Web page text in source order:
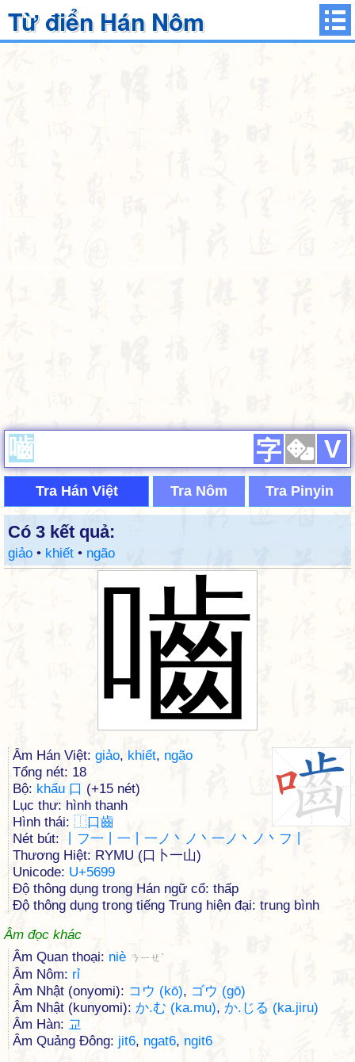
Từ điển Hán Nôm
字 V
Tra Hán Việt Tra Nôm Tra Pinyin
Có 3 kết quả:
giảo • khiết • ngão
嚙
Âm Hán Việt: giảo, khiết, ngão
Tổng nét: 18
Bộ: khẩu 口 (+15 nét)
Lục thư: hình thanh
Hình thái: ⿰口齒
Nét bút:
丨フ一丨一丨一ノ丶ノ丶一ノ丶ノ丶フ丨
Thương Hiệt: RYMU (口卜一山)
Unicode: U+5699
Độ thông dụng trong Hán ngữ cổ: thấp
Độ thông dụng trong tiếng Trung hiện đại: trung bình
Âm đọc khác
Âm Quan thoại: niè ㄋㄧㄝˋ
Âm Nôm: rỉ
Âm Nhật (onyomi): コウ (kō), ゴウ (gō)
Âm Nhật (kunyomi): か.む (ka.mu), か.じる (ka.jiru)
Âm Hàn: 교
Âm Quảng Đông: jit6, ngat6, ngit6